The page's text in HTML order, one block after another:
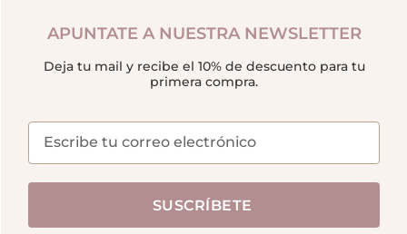
APUNTATE A NUESTRA NEWSLETTER
Deja tu mail y recibe el 10% de descuento para tu
primera compra.
SUSCRÍBETE